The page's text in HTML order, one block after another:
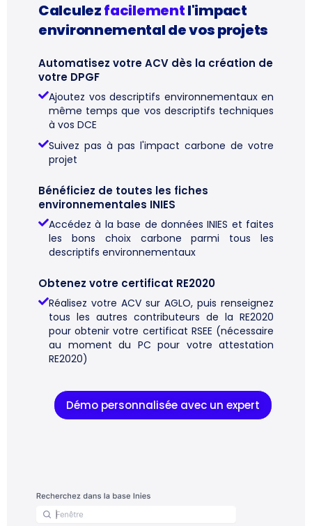
Calculezfacilementl'impact
environnemental de vos projets
Automatisez votre ACV dès la création de
votre DPGF
Ajoutez vos descriptifs environnementaux en
même temps que vos descriptifs techniques
à vos DCE
Suivez pas à pas l'impact carbone de votre
projet
Bénéficiez de toutes les fiches
environnementales INIES
Accédez à la base de données INIES et faites
les bons choix carbone parmi tous les
descriptifs environnementaux
Obtenez votre certificat RE2020
Réalisez votre ACV sur AGLO, puis renseignez
tous les autres contributeurs de la RE2020
pour obtenir votre certificat RSEE (nécessaire
au moment du PC pour votre attestation
RE2020)
Démo personnalisée avec un expert